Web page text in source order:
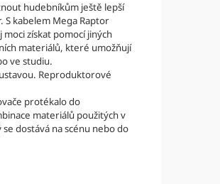
hudebníkům ještě lepší
kabelem Mega Raptor
získat pomocí jiných
materiálů, které umožňují
ve studiu.
Reproduktorové
protékalo do
materiálů použitých v
dostává na scénu nebo do